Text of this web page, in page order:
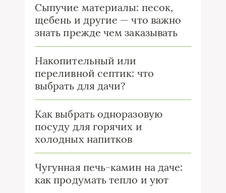
Сыпучие материалы: песок,
щебень и другие — что важно
знать прежде чем заказывать
Накопительный или
переливной септик: что
выбрать для дачи?
Как выбрать одноразовую
посуду для горячих и
холодных напитков
Чугунная печь-камин на даче:
как продумать тепло и уют